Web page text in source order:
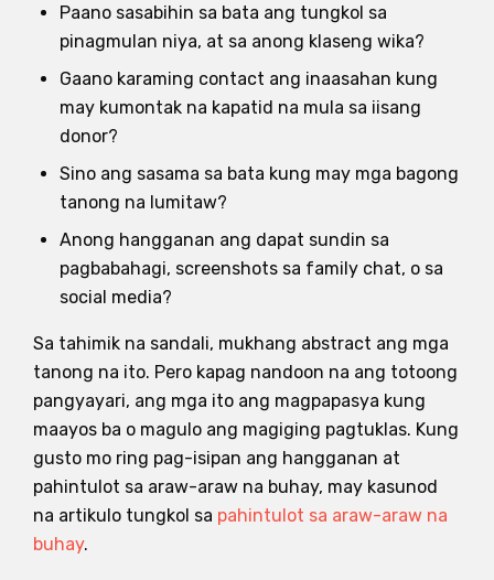
Paano sasabihin sa bata ang tungkol sa
pinagmulan niya, at sa anong klaseng wika?
Gaano karaming contact ang inaasahan kung
may kumontak na kapatid na mula sa iisang
donor?
Sino ang sasama sa bata kung may mga bagong
tanong na lumitaw?
Anong hangganan ang dapat sundin sa
pagbabahagi, screenshots sa family chat, o sa
social media?
Sa tahimik na sandali, mukhang abstract ang mga
tanong na ito. Pero kapag nandoon na ang totoong
pangyayari, ang mga ito ang magpapasya kung
maayos ba o magulo ang magiging pagtuklas. Kung
gusto mo ring pag-isipan ang hangganan at
pahintulot sa araw-araw na buhay, may kasunod
na artikulo tungkol sa pahintulot sa araw-araw na
buhay.